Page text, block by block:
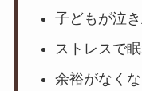
子どもが泣
ストレスで
余裕がなく